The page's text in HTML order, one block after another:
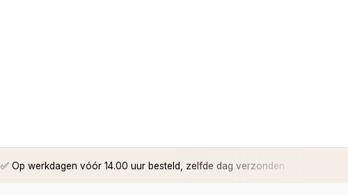
✅ Op werkdagen vóór 14.00 uur besteld, zelfde dag verzonden